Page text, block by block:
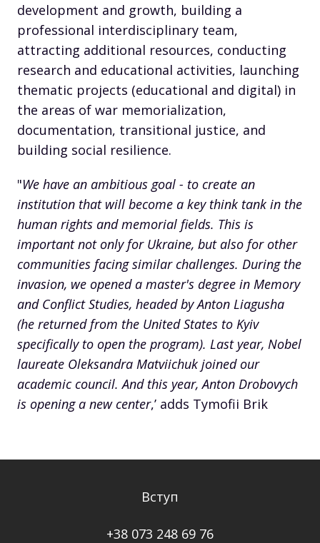
development and growth, building a
professional interdisciplinary team,
attracting additional resources, conducting
research and educational activities, launching
thematic projects (educational and digital) in
the areas of war memorialization,
documentation, transitional justice, and
building social resilience.
"We have an ambitious goal - to create an
institution that will become a key think tank in the
human rights and memorial fields. This is
important not only for Ukraine, but also for other
communities facing similar challenges. During the
invasion, we opened a master's degree in Memory
and Conflict Studies, headed by Anton Liagusha
(he returned from the United States to Kyiv
specifically to open the program). Last year, Nobel
laureate Oleksandra Matviichuk joined our
academic council. And this year, Anton Drobovych
is opening a new center,’ adds Tymofii Brik
Вступ
+38 073 248 69 76